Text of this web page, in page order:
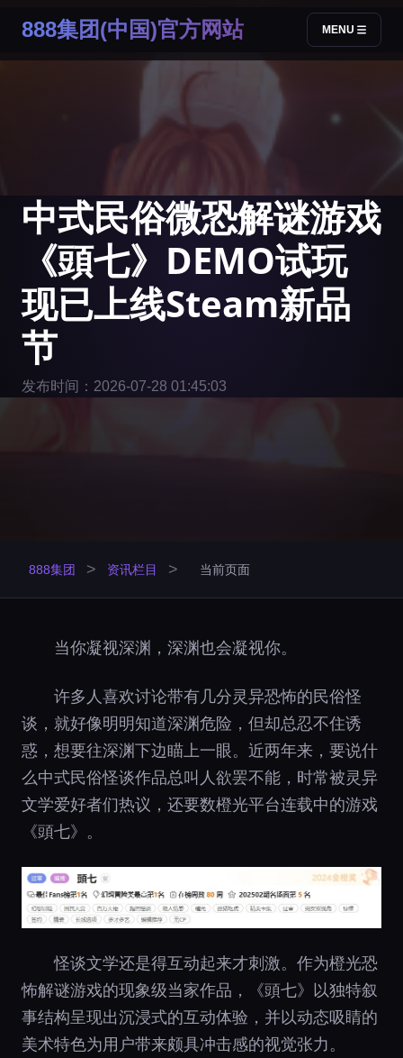
888集团(中国)官方网站 MENU
中式民俗微恐解谜游戏
《頭七》DEMO试玩
现已上线Steam新品
节
发布时间：2026-07-28 01:45:03
888集团 > 资讯栏目 > 当前页面
当你凝视深渊，深渊也会凝视你。
许多人喜欢讨论带有几分灵异恐怖的民俗怪
谈，就好像明明知道深渊危险，但却总忍不住诱
惑，想要往深渊下边瞄上一眼。近两年来，要说什
么中式民俗怪谈作品总叫人欲罢不能，时常被灵异
文学爱好者们热议，还要数橙光平台连载中的游戏
《頭七》。
怪谈文学还是得互动起来才刺激。作为橙光恐
怖解谜游戏的现象级当家作品，《頭七》以独特叙
事结构呈现出沉浸式的互动体验，并以动态吸睛的
美术特色为用户带来颇具冲击感的视觉张力。